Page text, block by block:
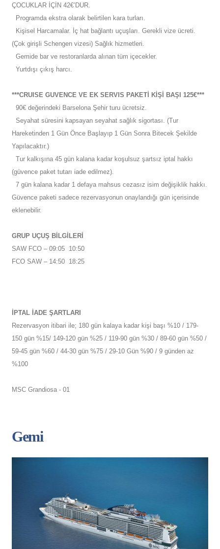
ÇOCUKLAR İÇİN 42€’DUR.
Programda ekstra olarak belirtilen kara turları.
Kişisel Harcamalar. İç hat bağlantı uçuşları. Gerekli vize ücreti.
(Çok girişli Schengen vizesi) Sağlık hizmetleri.
Gemide bar ve restoranlarda alınan tüm içecekler.
Yurtdışı çıkış harcı.
***CRUISE GUVENCE VE EK SERVIS PAKETİ KİŞİ BAŞI 125€***
90€ değerindeki Barselona Şehir turu ücretsiz.
Seyahat süresini kapsayan seyahat sağlık sigortası. (Tur
Hareketinden 1 Gün Önce Başlayıp 1 Gün Sonra Bitecek Şekilde
Yapılacaktır.)
Tur kalkışına 45 gün kalana kadar koşulsuz şartsız iptal hakkı
(güvence paket tutarı iade edilmez).
7 gün kalana kadar 1 defaya mahsus cezasız isim değişiklik hakkı.
Güvence paketi sadece rezervasyonun onaylandığı gün içerisinde
eklenebilir.
GRUP UÇUŞ BİLGİLERİ
SAW FCO – 09:05 10:50
FCO SAW – 14:50 18:25
İPTAL İADE ŞARTLARI
Rezervasyon itibari ile; 180 gün kalaya kadar kişi başı %10 / 179-
150 gün %15/ 149-120 gün %25 / 119-90 gün %30 / 89-60 gün %50 /
59-45 gün %60 / 44-30 gün %75 / 29-10 Gün %90 / 9 günden az
%100
MSC Grandiosa - 01
Gemi